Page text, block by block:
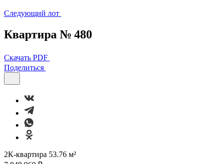
Следующий лот
Квартира № 480
Скачать PDF
Поделиться
2К-квартира 53.76 м²